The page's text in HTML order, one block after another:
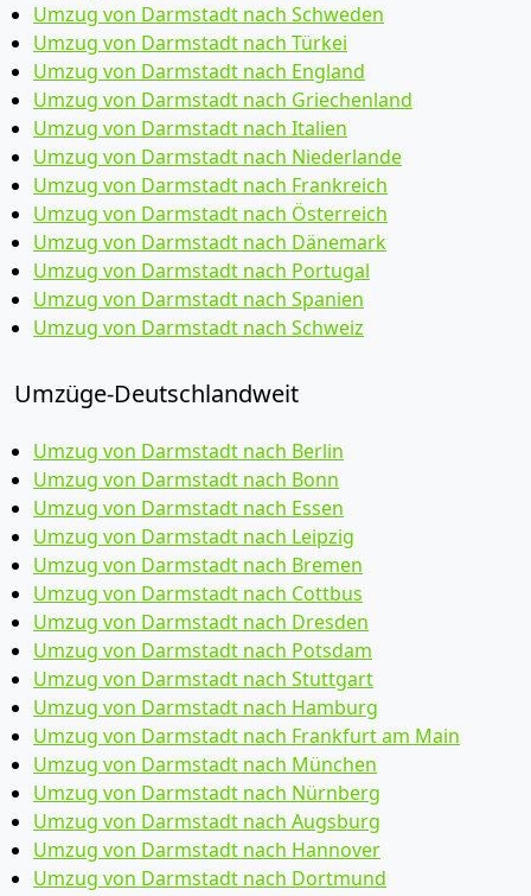
Umzug von Darmstadt nach Schweden
Umzug von Darmstadt nach Türkei
Umzug von Darmstadt nach England
Umzug von Darmstadt nach Griechenland
Umzug von Darmstadt nach Italien
Umzug von Darmstadt nach Niederlande
Umzug von Darmstadt nach Frankreich
Umzug von Darmstadt nach Österreich
Umzug von Darmstadt nach Dänemark
Umzug von Darmstadt nach Portugal
Umzug von Darmstadt nach Spanien
Umzug von Darmstadt nach Schweiz
Umzüge-Deutschlandweit
Umzug von Darmstadt nach Berlin
Umzug von Darmstadt nach Bonn
Umzug von Darmstadt nach Essen
Umzug von Darmstadt nach Leipzig
Umzug von Darmstadt nach Bremen
Umzug von Darmstadt nach Cottbus
Umzug von Darmstadt nach Dresden
Umzug von Darmstadt nach Potsdam
Umzug von Darmstadt nach Stuttgart
Umzug von Darmstadt nach Hamburg
Umzug von Darmstadt nach Frankfurt am Main
Umzug von Darmstadt nach München
Umzug von Darmstadt nach Nürnberg
Umzug von Darmstadt nach Augsburg
Umzug von Darmstadt nach Hannover
Umzug von Darmstadt nach Dortmund